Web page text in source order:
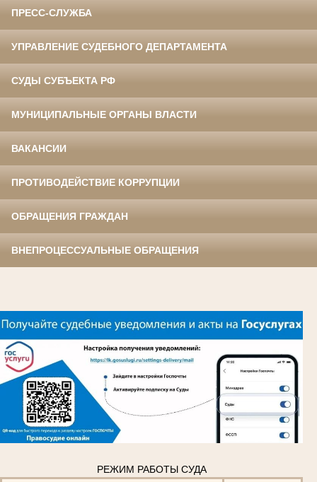
ПРЕСС-СЛУЖБА
УПРАВЛЕНИЕ СУДЕБНОГО ДЕПАРТАМЕНТА
СУДЫ СУБЪЕКТА РФ
МУНИЦИПАЛЬНЫЕ ОРГАНЫ ВЛАСТИ
ВАКАНСИИ
ПРОТИВОДЕЙСТВИЕ КОРРУПЦИИ
ОБРАЩЕНИЯ ГРАЖДАН
ВНЕПРОЦЕССУАЛЬНЫЕ ОБРАЩЕНИЯ
РЕЖИМ РАБОТЫ СУДА